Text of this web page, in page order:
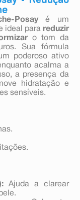
Posay é um
ideal para reduzir
o tom da
Sua fórmula
poderoso ativo
acalma a
a presença da
hidratação e
sensíveis.
Ajuda a clarear